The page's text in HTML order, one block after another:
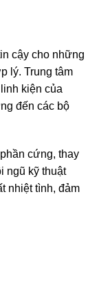
cậy cho những
lý. Trung tâm
kiện của
đến các bộ
cứng, thay
ngũ kỹ thuật
nhiệt tình, đảm